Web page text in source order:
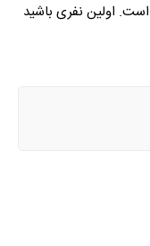
اولین نفری باشید